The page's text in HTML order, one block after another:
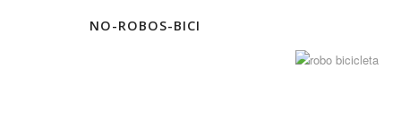
NO-ROBOS-BICI